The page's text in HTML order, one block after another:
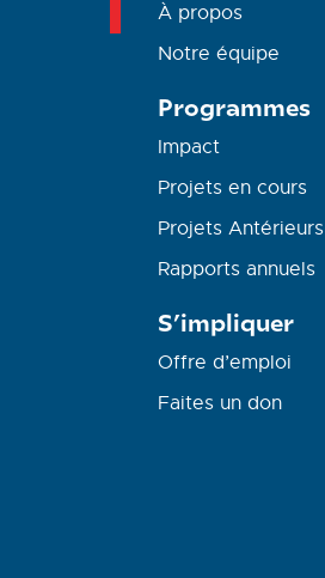
À propos
Notre équipe
Programmes
Impact
Projets en cours
Projets Antérieurs
Rapports annuels
S’impliquer
Offre d’emploi
Faites un don